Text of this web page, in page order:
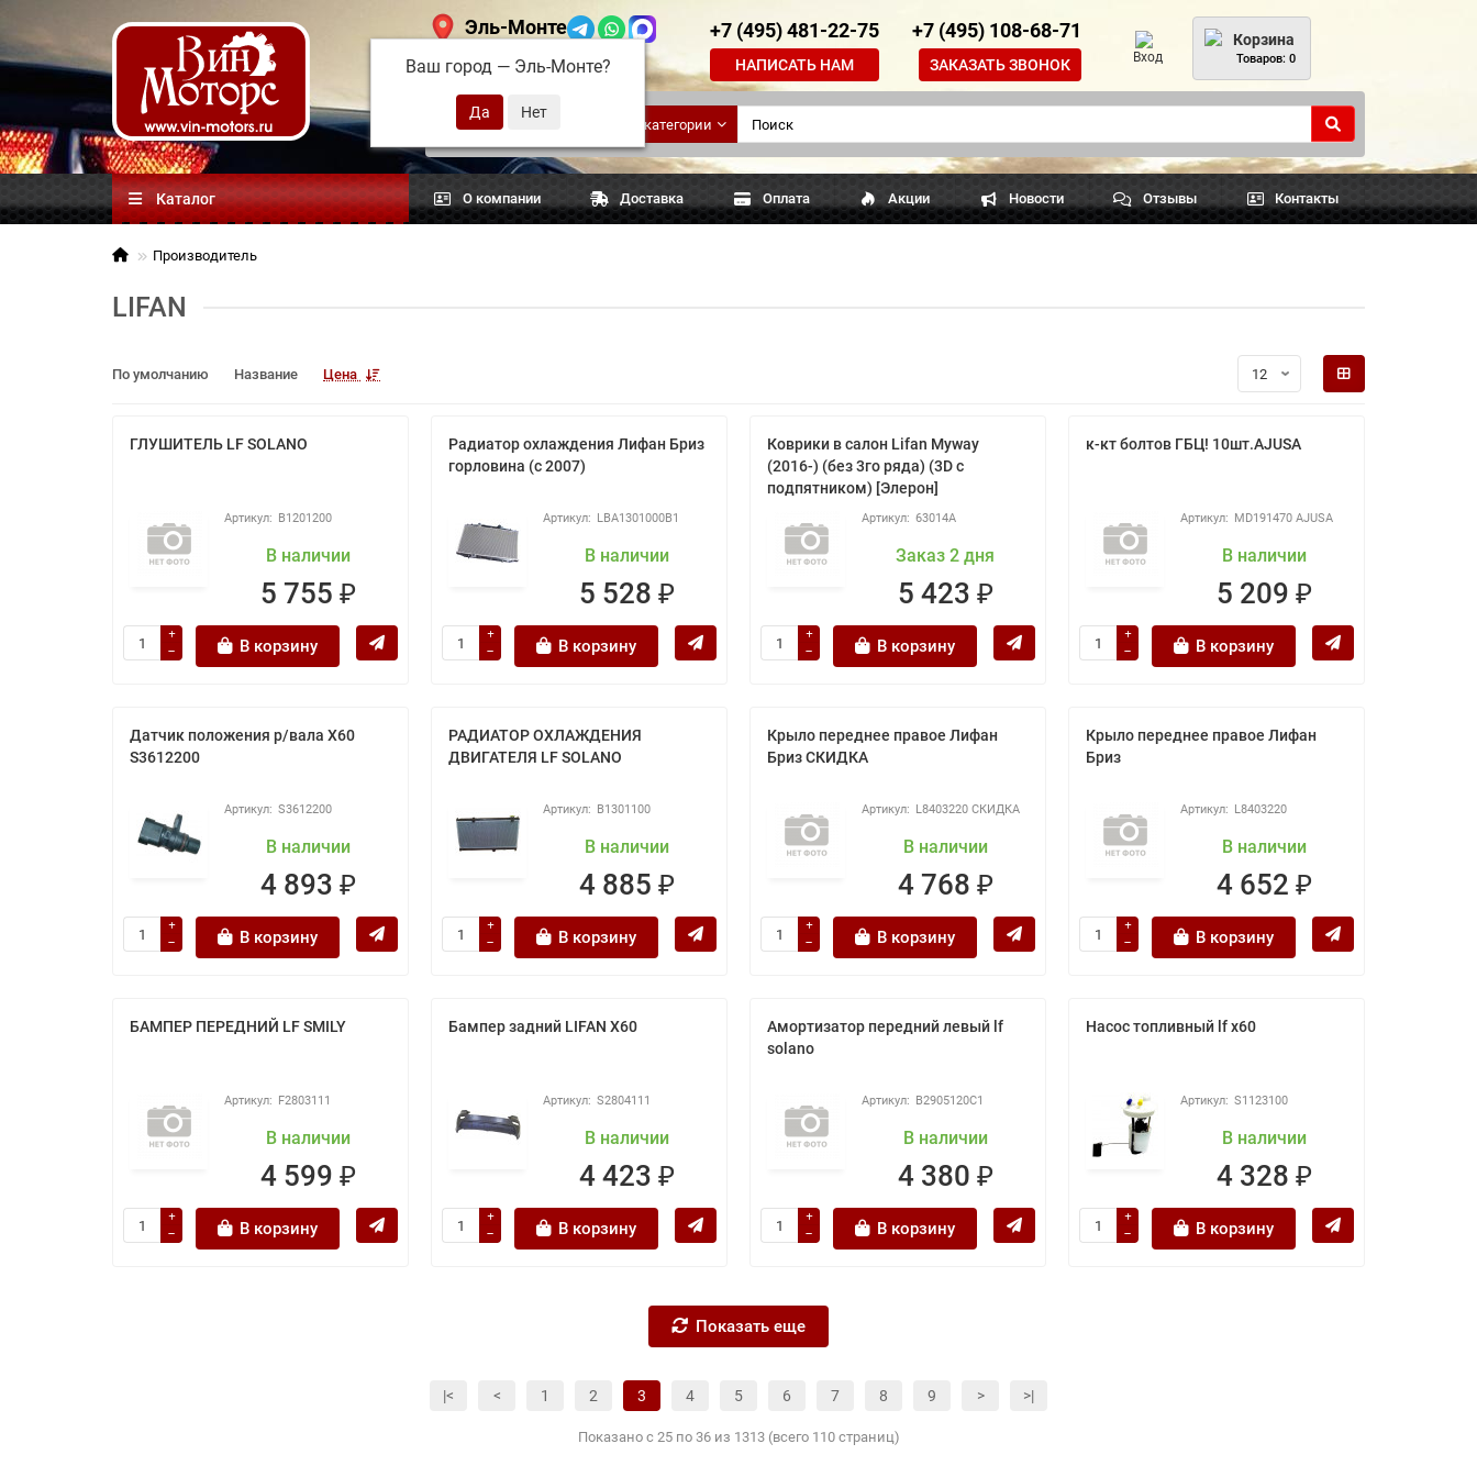
Эль-Монте
Ваш город — Эль-Монте?
+7 (495) 481-22-75
НАПИСАТЬ НАМ
+7 (495) 108-68-71
ЗАКАЗАТЬ ЗВОНОК Вход
Корзина
Товаров: 0
Китайские
автозапчасти
Все категории
Каталог О компании Доставка Оплата Акции Новости Отзывы Контакты
Производитель
LIFAN
По умолчанию Название Цена
ГЛУШИТЕЛЬ LF SOLANO
B1201200
В наличии
5 755 ₽
В корзину
Радиатор охлаждения Лифан Бриз
горловина (с 2007)
LBA1301000B1
В наличии
5 528 ₽
В корзину
Коврики в салон Lifan Myway
(2016-) (без 3го ряда) (3D с
подпятником) [Элерон]
63014A
Заказ 2 дня
5 423 ₽
В корзину
к-кт болтов ГБЦ! 10шт.AJUSA
MD191470 AJUSA
В наличии
5 209 ₽
В корзину
Датчик положения р/вала X60
S3612200
S3612200
В наличии
4 893 ₽
В корзину
РАДИАТОР ОХЛАЖДЕНИЯ
ДВИГАТЕЛЯ LF SOLANO
B1301100
В наличии
4 885 ₽
В корзину
Крыло переднее правое Лифан
Бриз СКИДКА
L8403220 СКИДКА
В наличии
4 768 ₽
В корзину
Крыло переднее правое Лифан
Бриз
L8403220
В наличии
4 652 ₽
В корзину
БАМПЕР ПЕРЕДНИЙ LF SMILY
F2803111
В наличии
4 599 ₽
В корзину
Бампер задний LIFAN Х60
S2804111
В наличии
4 423 ₽
В корзину
Амортизатор передний левый lf
solano
B2905120C1
В наличии
4 380 ₽
В корзину
Насос топливный lf x60
S1123100
В наличии
4 328 ₽
В корзину
Показать еще
|< < 1 2 3 4 5 6 7 8 9 > >|
Показано с 25 по 36 из 1313 (всего 110 страниц)